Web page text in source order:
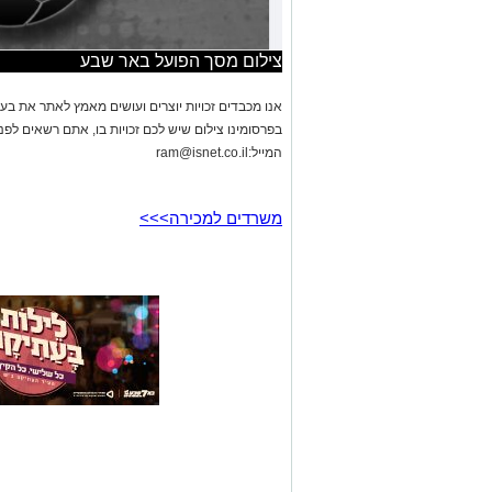
צילום מסך הפועל באר שבע
אנו מכבדים זכויות יוצרים ועושים מאמץ לאתר את
בפרסומינו צילום שיש לכם זכויות בו, אתם רשאים
המייל: ram@isnet.co.il
משרדים למכירה>>>